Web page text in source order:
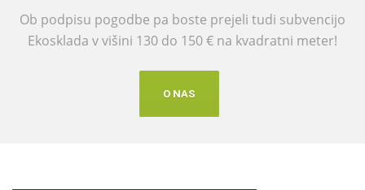
Ob podpisu pogodbe pa boste prejeli tudi subvencijo
Ekosklada v višini 130 do 150 € na kvadratni meter!
O NAS